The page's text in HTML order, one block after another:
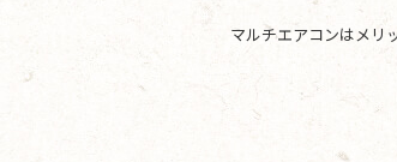
マルチエアコンはメリ